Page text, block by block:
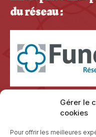
Gérer le
cookies
Pour offrir les meilleures
du réseau :